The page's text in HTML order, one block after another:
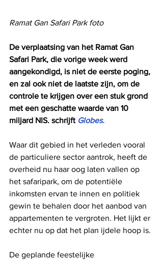
Ramat Gan Safari Park foto
De verplaatsing van het Ramat Gan
Safari Park, die vorige week werd
aangekondigd, is niet de eerste poging,
en zal ook niet de laatste zijn, om de
controle te krijgen over een stuk grond
met een geschatte waarde van 10
miljard NIS. schrijft Globes.
Waar dit gebied in het verleden vooral
de particuliere sector aantrok, heeft de
overheid nu haar oog laten vallen op
het safaripark, om de potentiële
inkomsten ervan te innen en politiek
gewin te behalen door het aanbod van
appartementen te vergroten. Het lijkt er
echter nu op dat het plan ijdele hoop is.
De geplande feestelijke